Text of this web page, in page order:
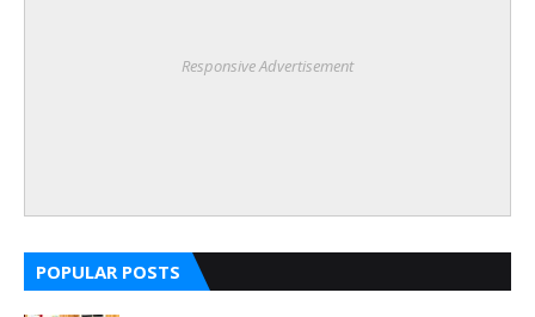
Responsive Advertisement
POPULAR POSTS